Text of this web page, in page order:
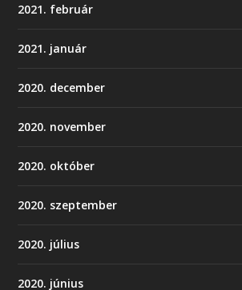
2021. február
2021. január
2020. december
2020. november
2020. október
2020. szeptember
2020. július
2020. június